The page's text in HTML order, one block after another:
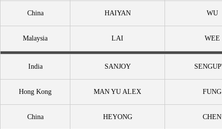
China HAIYAN WU
Malaysia LAI WEE
India SANJOY
Hong Kong MAN YU ALEX FUNG
China HEYONG CHEN